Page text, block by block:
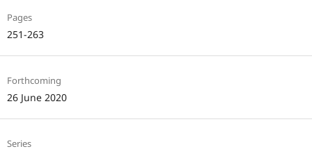
Pages
251-263
Forthcoming
26 June 2020
Series